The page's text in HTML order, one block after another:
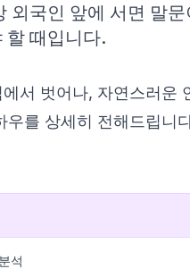
외국인 앞에 서면 말
할 때입니다.
서 벗어나, 자연스러운
우를 상세히 전해드립니
석